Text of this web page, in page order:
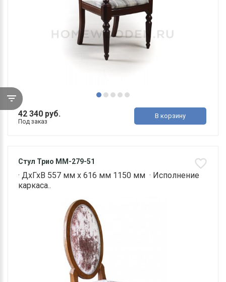
42 340 руб.
Под заказ
В корзину
Стул Трио ММ-279-51
· ДхГхВ 557 мм х 616 мм 1150 мм · Исполнение
каркаса..